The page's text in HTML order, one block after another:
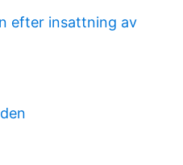
efter insattning av